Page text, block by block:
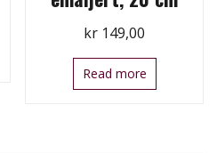
kr 149,00
Read more